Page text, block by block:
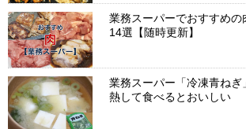
業務スーパーでおすすめの
14選【随時更新】
業務スーパー「冷凍青ねぎ
熱して食べるとおいしい